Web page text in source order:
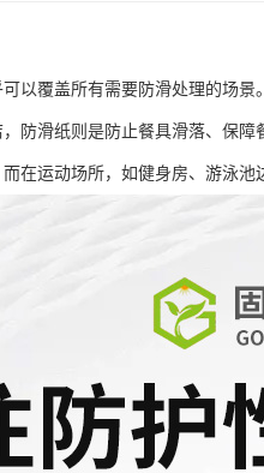
以覆盖所有需要防滑处理的场
防滑纸则是防止餐具滑落、保
在运动场所，如健身房、游泳